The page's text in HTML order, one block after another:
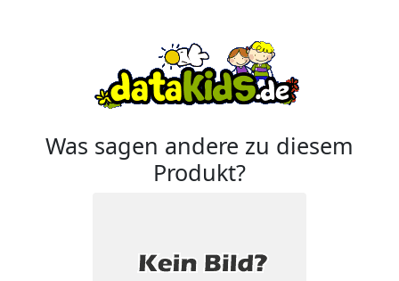
Was sagen andere zu diesem
Produkt?